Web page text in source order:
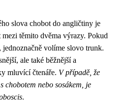
slova chobot do angličtiny je
těmito dvěma výrazy. Pokud
jednoznačně volíme slovo trunk.
ale také běžnější a
mluvící čtenáře. V případě, že
chobotem nebo sosákem, je
.